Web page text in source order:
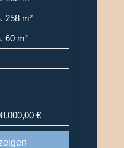
258 m²
60 m²
€